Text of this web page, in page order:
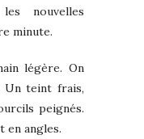
nouvelles
minute.
légère. On
Un teint frais,
peignés.
en angles.